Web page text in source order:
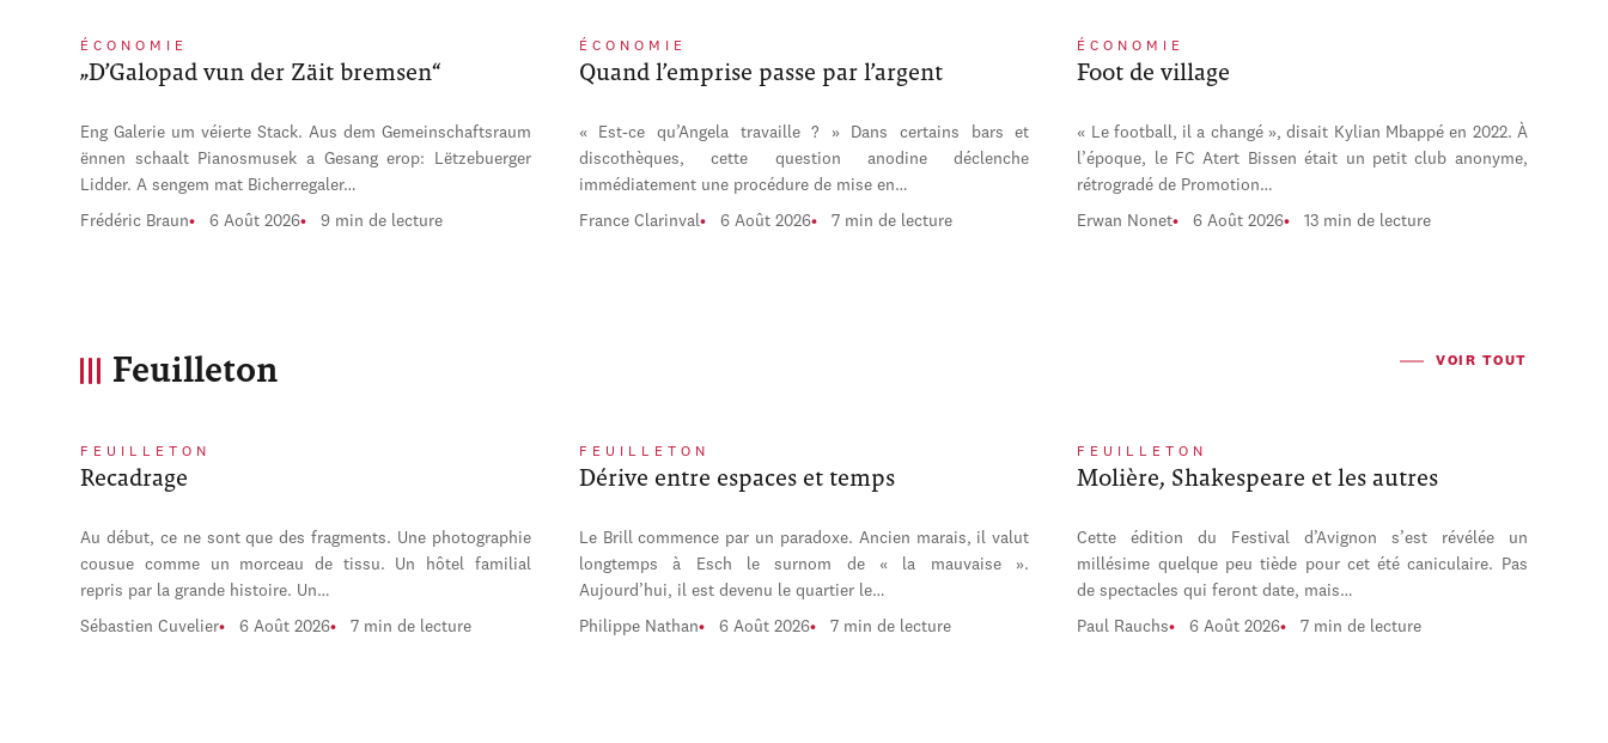
ÉCONOMIE
„D’Galopad vun der Zäit bremsen“
Eng Galerie um véierte Stack. Aus dem Gemeinschaftsraum
ënnen schaalt Pianosmusek a Gesang erop: Lëtzebuerger
Lidder. A sengem mat Bicherregaler…
Frédéric Braun 6 Août 2026 9 min de lecture
ÉCONOMIE
Quand l’emprise passe par l’argent
« Est-ce qu’Angela travaille ? » Dans certains bars et
discothèques, cette question anodine déclenche
immédiatement une procédure de mise en…
France Clarinval 6 Août 2026 7 min de lecture
ÉCONOMIE
Foot de village
« Le football, il a changé », disait Kylian Mbappé en 2022. À
l’époque, le FC Atert Bissen était un petit club anonyme,
rétrogradé de Promotion…
Erwan Nonet 6 Août 2026 13 min de lecture
Feuilleton VOIR TOUT
FEUILLETON
Recadrage
Au début, ce ne sont que des fragments. Une photographie
cousue comme un morceau de tissu. Un hôtel familial
repris par la grande histoire. Un…
Sébastien Cuvelier 6 Août 2026 7 min de lecture
FEUILLETON
Dérive entre espaces et temps
Le Brill commence par un paradoxe. Ancien marais, il valut
longtemps à Esch le surnom de « la mauvaise ».
Aujourd’hui, il est devenu le quartier le…
Philippe Nathan 6 Août 2026 7 min de lecture
FEUILLETON
Molière, Shakespeare et les autres
Cette édition du Festival d’Avignon s’est révélée un
millésime quelque peu tiède pour cet été caniculaire. Pas
de spectacles qui feront date, mais…
Paul Rauchs 6 Août 2026 7 min de lecture